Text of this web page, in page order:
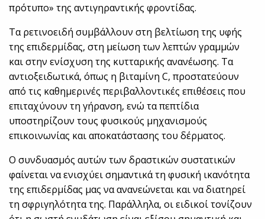
πρότυπο» της αντιγηραντικής φροντίδας.
Τα ρετινοειδή συμβάλλουν στη βελτίωση της υφής
της επιδερμίδας, στη μείωση των λεπτών γραμμών
και στην ενίσχυση της κυτταρικής ανανέωσης. Τα
αντιοξειδωτικά, όπως η βιταμίνη C, προστατεύουν
από τις καθημερινές περιβαλλοντικές επιθέσεις που
επιταχύνουν τη γήρανση, ενώ τα πεπτίδια
υποστηρίζουν τους φυσικούς μηχανισμούς
επικοινωνίας και αποκατάστασης του δέρματος.
Ο συνδυασμός αυτών των δραστικών συστατικών
φαίνεται να ενισχύει σημαντικά τη φυσική ικανότητα
της επιδερμίδας μας να ανανεώνεται και να διατηρεί
τη σφριγηλότητα της. Παράλληλα, οι ειδικοί τονίζουν